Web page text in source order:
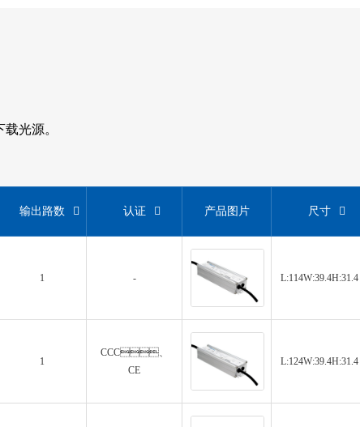
。
输出路数 认证 产品图片 尺寸
1 - L:114W:39.4H:31.4
1
CCC、
CE
L:124W:39.4H:31.4